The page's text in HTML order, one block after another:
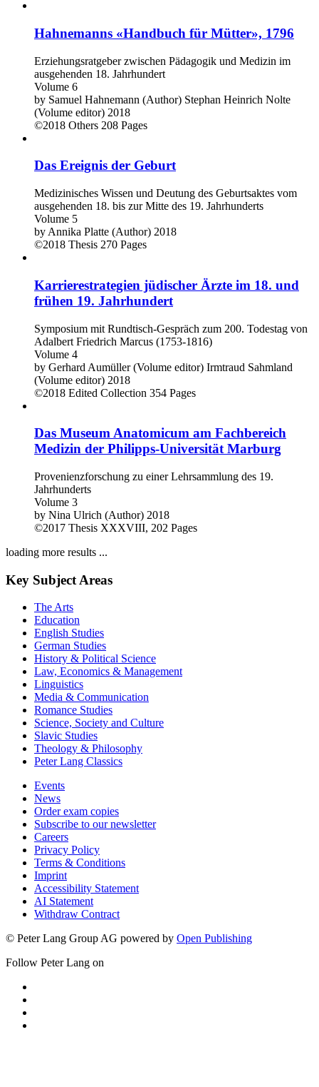
Hahnemanns «Handbuch für Mütter», 1796
Erziehungsratgeber zwischen Pädagogik und Medizin im
ausgehenden 18. Jahrhundert
Volume 6
by Samuel Hahnemann (Author) Stephan Heinrich Nolte
(Volume editor) 2018
©2018 Others 208 Pages
Das Ereignis der Geburt
Medizinisches Wissen und Deutung des Geburtsaktes vom
ausgehenden 18. bis zur Mitte des 19. Jahrhunderts
Volume 5
by Annika Platte (Author) 2018
©2018 Thesis 270 Pages
Karrierestrategien jüdischer Ärzte im 18. und
frühen 19. Jahrhundert
Symposium mit Rundtisch-Gespräch zum 200. Todestag von
Adalbert Friedrich Marcus (1753-1816)
Volume 4
by Gerhard Aumüller (Volume editor) Irmtraud Sahmland
(Volume editor) 2018
©2018 Edited Collection 354 Pages
Das Museum Anatomicum am Fachbereich
Medizin der Philipps-Universität Marburg
Provenienzforschung zu einer Lehrsammlung des 19.
Jahrhunderts
Volume 3
by Nina Ulrich (Author) 2018
©2017 Thesis XXXVIII, 202 Pages
loading more results ...
Key Subject Areas
The Arts
Education
English Studies
German Studies
History & Political Science
Law, Economics & Management
Linguistics
Media & Communication
Romance Studies
Science, Society and Culture
Slavic Studies
Theology & Philosophy
Peter Lang Classics
Events
News
Order exam copies
Subscribe to our newsletter
Careers
Privacy Policy
Terms & Conditions
Imprint
Accessibility Statement
AI Statement
Withdraw Contract
© Peter Lang Group AG powered by Open Publishing
Follow Peter Lang on